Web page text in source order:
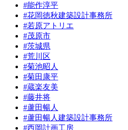
#能作淳平
#花岡徳秋建築設計事務所
#若原アトリエ
#茂原市
#茨城県
#荒川区
#菊池昭人
#菊田康平
#蔵楽友美
#藤井将
#蘆田暢人
#蘆田暢人建築設計事務所
#西岡計画工房